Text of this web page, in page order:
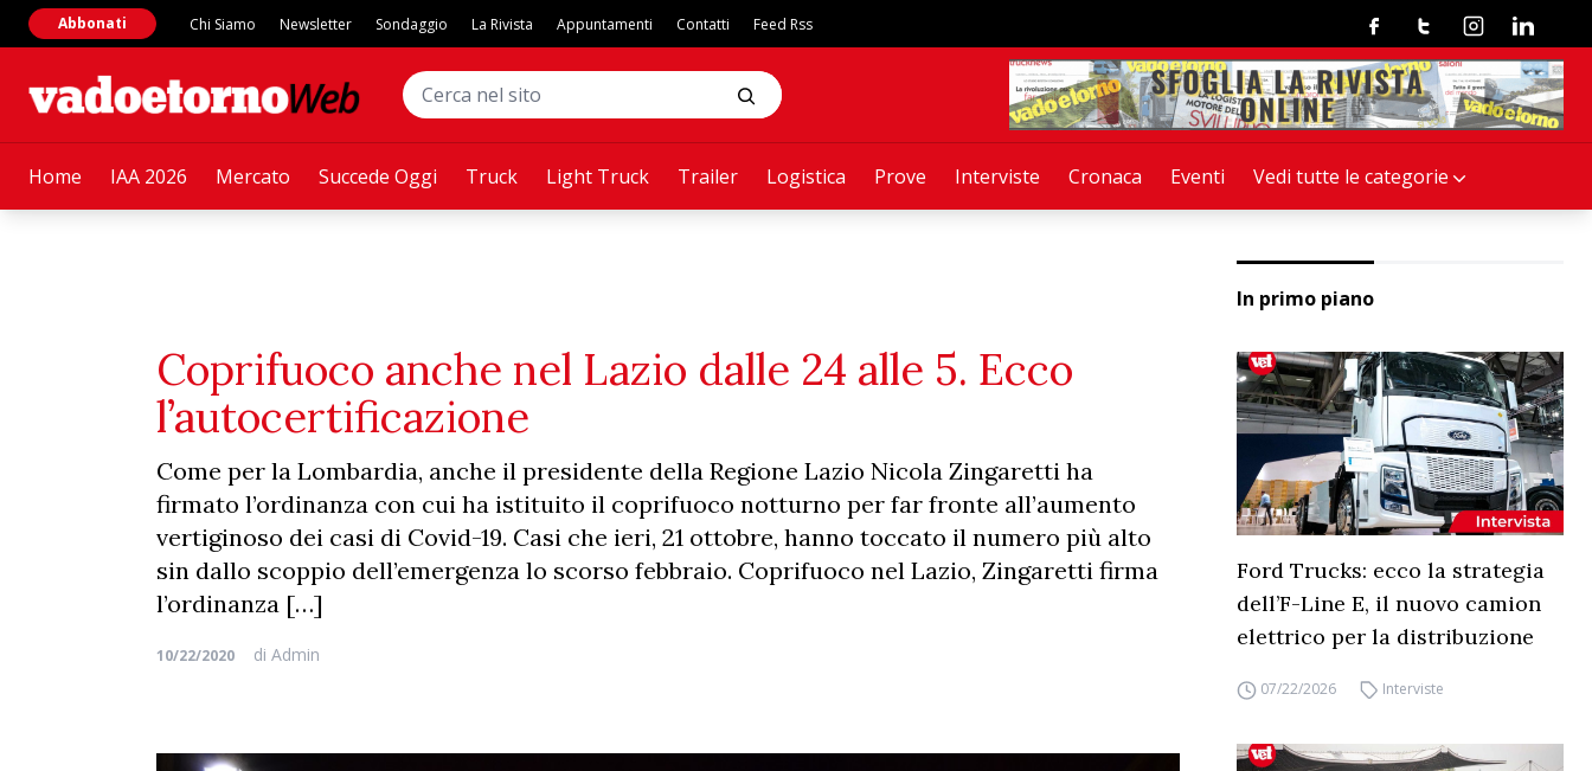
Home IAA 2026 Mercato Succede Oggi Truck Light Truck Trailer Logistica Prove Interviste Cronaca Eventi Vedi tutte le categorie
Abbonati Chi Siamo Newsletter Sondaggio La Rivista Appuntamenti Contatti Feed Rss FacebookTwitterInstagramLinkedin
Coprifuoco anche nel Lazio dalle 24 alle 5. Ecco
l’autocertificazione
Come per la Lombardia, anche il presidente della Regione Lazio Nicola Zingaretti ha
firmato l’ordinanza con cui ha istituito il coprifuoco notturno per far fronte all’aumento
vertiginoso dei casi di Covid-19. Casi che ieri, 21 ottobre, hanno toccato il numero più alto
sin dallo scoppio dell’emergenza lo scorso febbraio. Coprifuoco nel Lazio, Zingaretti firma
l’ordinanza […]
10/22/2020 di Admin
In primo piano
Ford Trucks: ecco la strategia
dell’F-Line E, il nuovo camion
elettrico per la distribuzione
07/22/2026 Interviste